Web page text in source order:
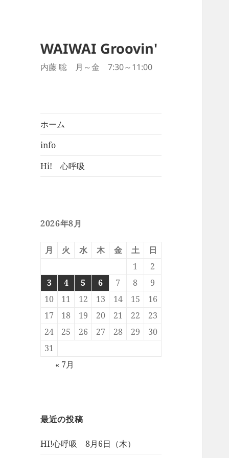
WAIWAI Groovin'
内藤 聡 月～金 7:30～11:00
ホーム
info
Hi! 心呼吸
2026年8月
月 火 水 木 金 土
日
1
2
3
4 5 6 7 8
9
10
11 12 13 14 15
16
17
18 19 20 21 22
23
24
25 26 27 28 29
30
31
« 7月
最近の投稿
HI!心呼吸 8月6日（木）